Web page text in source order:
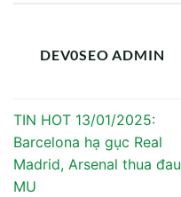
DEV0SEO ADMIN
TIN HOT 13/01/2025:
Barcelona hạ gục Real
Madrid, Arsenal thua đau
MU